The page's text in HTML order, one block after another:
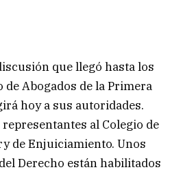
que llegó hasta los
Abogados de la Primera
hoy a sus autoridades.
al Colegio de
de Enjuiciamiento. Unos
Derecho están habilitados